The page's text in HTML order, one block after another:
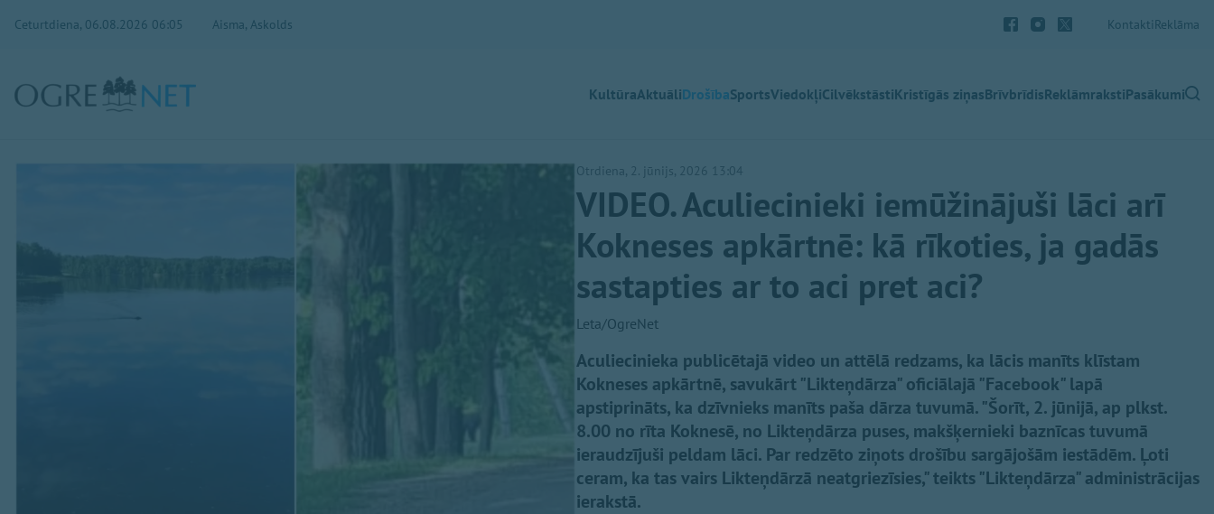
Ceturtdiena, 06.08.2026 06:05 Aisma, Askolds KontaktiReklāma
KultūraAktuāliDrošībaSportsViedokļiCilvēkstāstiKristīgās ziņasBrīvbrīdisReklāmrakstiPasākumi
Otrdiena, 2. jūnijs, 2026 13:04
VIDEO. Aculiecinieki iemūžinājuši lāci arī
Kokneses apkārtnē: kā rīkoties, ja gadās
sastapties ar to aci pret aci?
Leta/OgreNet
Aculiecinieka publicētajā video un attēlā redzams, ka lācis manīts klīstam
Kokneses apkārtnē, savukārt "Likteņdārza" oficiālajā "Facebook" lapā
apstiprināts, ka dzīvnieks manīts paša dārza tuvumā. "Šorīt, 2. jūnijā, ap plkst.
8.00 no rīta Koknesē, no Likteņdārza puses, makšķernieki baznīcas tuvumā
ieraudzījuši peldam lāci. Par redzēto ziņots drošību sargājošām iestādēm. Ļoti
ceram, ka tas vairs Likteņdārzā neatgriezīsies," teikts "Likteņdārza" administrācijas
ierakstā.